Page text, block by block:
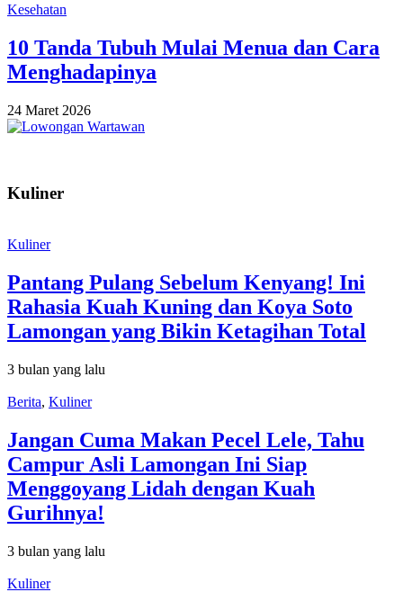
Kesehatan
10 Tanda Tubuh Mulai Menua dan Cara
Menghadapinya
24 Maret 2026
Kuliner
Kuliner
Pantang Pulang Sebelum Kenyang! Ini
Rahasia Kuah Kuning dan Koya Soto
Lamongan yang Bikin Ketagihan Total
3 bulan yang lalu
Berita, Kuliner
Jangan Cuma Makan Pecel Lele, Tahu
Campur Asli Lamongan Ini Siap
Menggoyang Lidah dengan Kuah
Gurihnya!
3 bulan yang lalu
Kuliner